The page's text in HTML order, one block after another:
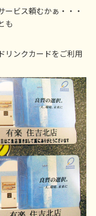
ービス頼むかぁ・・・
も
リンクカードをご利用